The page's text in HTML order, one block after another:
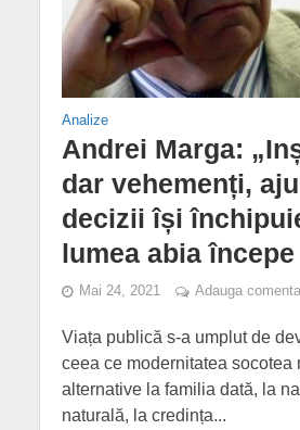
Analize
Andrei Marga:
dar vehemenți,
decizii își
lumea abia începe
Mai 24, 2021 Adauga
Viața publică s-a umplut de
ceea ce modernitatea socotea
alternative la familia dată, la
naturală, la credința...